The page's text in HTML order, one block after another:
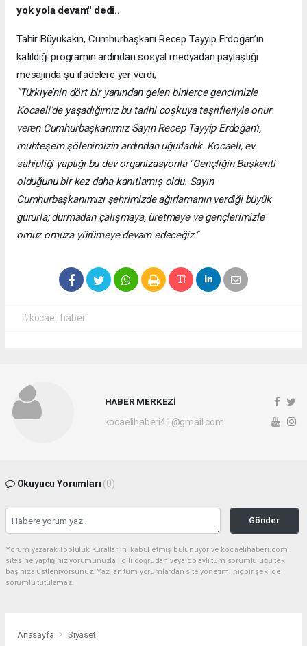
yok yola devam" dedi..
Tahir Büyükakın, Cumhurbaşkanı Recep Tayyip Erdoğan’ın
katıldığı programın ardından sosyal medyadan paylaştığı
mesajında şu ifadelere yer verdi;
"Türkiye’nin dört bir yanından gelen binlerce gencimizle
Kocaeli’de yaşadığımız bu tarihi coşkuya teşrifleriyle onur
veren Cumhurbaşkanımız Sayın Recep Tayyip Erdoğan’ı,
muhteşem şölenimizin ardından uğurladık. Kocaeli, ev
sahipliği yaptığı bu dev organizasyonla "Gençliğin Başkenti
olduğunu bir kez daha kanıtlamış oldu. Sayın
Cumhurbaşkanımızı şehrimizde ağırlamanın verdiği büyük
gururla; durmadan çalışmaya, üretmeye ve gençlerimizle
omuz omuza yürümeye devam edeceğiz."
#kocaeli haber
HABER MERKEZİ
kocaelihaberi41@gmail.com
Okuyucu Yorumları (0)
Gönder
Yorum yazarak Topluluk Kuralları’nı kabul etmiş bulunuyor ve kocaelihaberi.com
sitesine yaptığınız yorumunuzla ilgili doğrudan veya dolaylı tüm sorumluluğu tek
başınıza üstleniyorsunuz. Yazılan tüm yorumlardan site yönetimi hiçbir şekilde
sorumlu tutulamaz.
Anasayfa Siyaset